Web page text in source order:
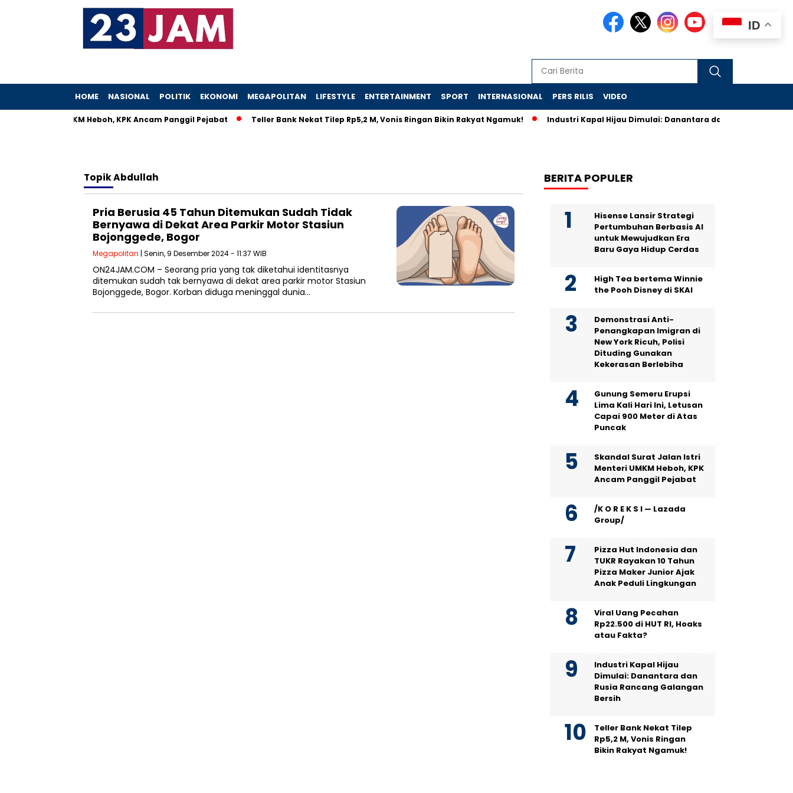
HOME NASIONAL POLITIK EKONOMI MEGAPOLITAN LIFESTYLE ENTERTAINMENT SPORT INTERNASIONAL PERS RILIS VIDEO
Menteri UMKM Heboh, KPK Ancam Panggil Pejabat Teller Bank Nekat Tilep Rp5,2 M, Vonis Ringan Bikin Rakyat Ngamuk! Industri Kapal Hijau Dimulai: Danantara dan Rusia Rancang
TopikAbdullah
Pria Berusia 45 Tahun Ditemukan Sudah Tidak
Bernyawa di Dekat Area Parkir Motor Stasiun
Bojonggede, Bogor
Megapolitan | Senin, 9 Desember 2024 - 11:37 WIB
ON24JAM.COM – Seorang pria yang tak diketahui identitasnya
ditemukan sudah tak bernyawa di dekat area parkir motor Stasiun
Bojonggede, Bogor. Korban diduga meninggal dunia…
BERITA POPULER
Hisense Lansir Strategi
Pertumbuhan Berbasis AI
untuk Mewujudkan Era
Baru Gaya Hidup Cerdas
High Tea bertema Winnie
the Pooh Disney di SKAI
Demonstrasi Anti-
Penangkapan Imigran di
New York Ricuh, Polisi
Dituding Gunakan
Kekerasan Berlebiha
Gunung Semeru Erupsi
Lima Kali Hari Ini, Letusan
Capai 900 Meter di Atas
Puncak
Skandal Surat Jalan Istri
Menteri UMKM Heboh, KPK
Ancam Panggil Pejabat
/K O R E K S I — Lazada
Group/
Pizza Hut Indonesia dan
TUKR Rayakan 10 Tahun
Pizza Maker Junior Ajak
Anak Peduli Lingkungan
Viral Uang Pecahan
Rp22.500 di HUT RI, Hoaks
atau Fakta?
Industri Kapal Hijau
Dimulai: Danantara dan
Rusia Rancang Galangan
Bersih
Teller Bank Nekat Tilep
Rp5,2 M, Vonis Ringan
Bikin Rakyat Ngamuk!
ID